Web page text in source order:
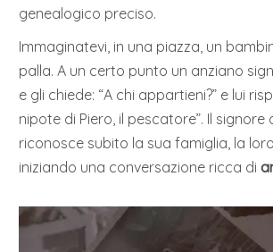
genealogico preciso.
Immaginatevi, in una piazza, un
palla. A un certo punto un anziano
e gli chiede: “A chi appartieni?” e lui
nipote di Piero, il pescatore”. Il signore
riconosce subito la sua famiglia, la
iniziando una conversazione ricca di